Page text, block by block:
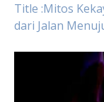
Title :Mitos
dari Jalan